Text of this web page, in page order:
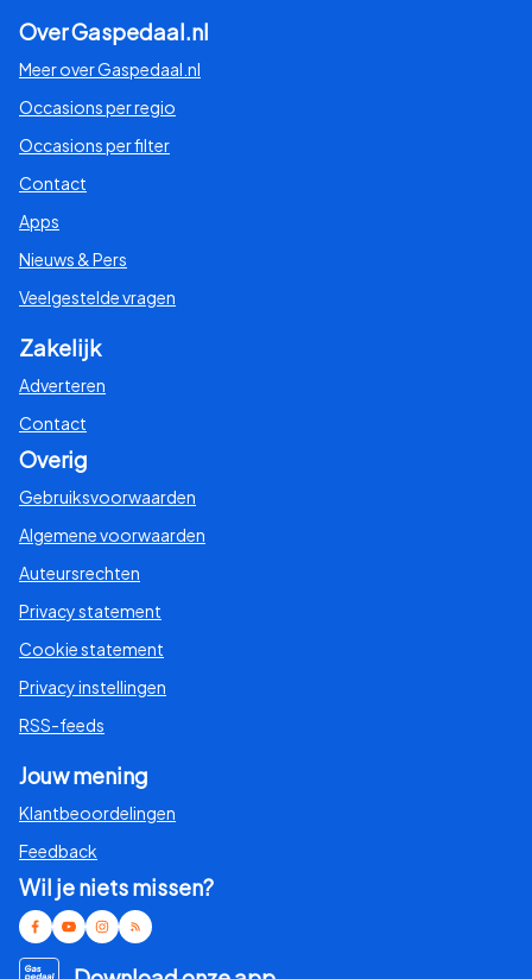
Over Gaspedaal.nl
Meer over Gaspedaal.nl
Occasions per regio
Occasions per filter
Contact
Apps
Nieuws & Pers
Veelgestelde vragen
Zakelijk
Adverteren
Contact
Overig
Gebruiksvoorwaarden
Algemene voorwaarden
Auteursrechten
Privacy statement
Cookie statement
Privacy instellingen
RSS-feeds
Jouw mening
Klantbeoordelingen
Feedback
Wil je niets missen?